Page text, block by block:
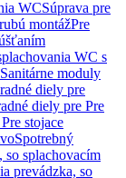
WCSúprava pre
montážPre
WC s
Sanitárne moduly
diely pre
diely pre Pre
stojace
Spotrebný
so splachovacím
prevádzka, so